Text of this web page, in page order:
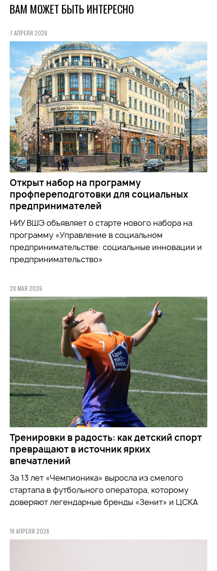
ВАМ МОЖЕТ БЫТЬ ИНТЕРЕСНО
7 АПРЕЛЯ 2026
Открыт набор на программу
профпереподготовки для социальных
предпринимателей
НИУ ВШЭ объявляет о старте нового набора на
программу «Управление в социальном
предпринимательстве: социальные инновации и
предпринимательство»
28 МАЯ 2026
Тренировки в радость: как детский спорт
превращают в источник ярких
впечатлений
За 13 лет «Чемпионика» выросла из смелого
стартапа в футбольного оператора, которому
доверяют легендарные бренды «Зенит» и ЦСКА
19 АПРЕЛЯ 2026